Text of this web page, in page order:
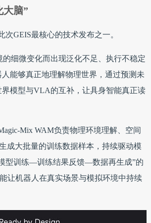
大脑”
GEIS最核心的技术发布之一。
细微变化而出现泛化不足、执行不稳定
能够真正地理解物理世界，通过预测未
模型与VLA的互补，让具身智能真正读
Mix WAM负责物理环境理解、空间
成大批量的训练数据样本，持续驱动模
型训练—训练结果反馈—数据再生成”的
让机器人在真实场景与模拟环境中持续